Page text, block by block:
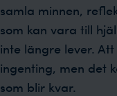
samla minnen,
som kan vara till
inte längre lever.
ingenting, men det
som blir kvar.